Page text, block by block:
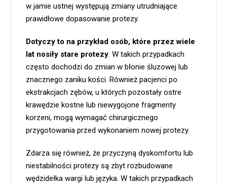
w jamie ustnej występują zmiany utrudniające
prawidłowe dopasowanie protezy.
Dotyczy to na przykład osób, które przez wiele
lat nosiły stare protezy. W takich przypadkach
często dochodzi do zmian w błonie śluzowej lub
znacznego zaniku kości. Również pacjenci po
ekstrakcjach zębów, u których pozostały ostre
krawędzie kostne lub niewygojone fragmenty
korzeni, mogą wymagać chirurgicznego
przygotowania przed wykonaniem nowej protezy.
Zdarza się również, że przyczyną dyskomfortu lub
niestabilności protezy są zbyt rozbudowane
wędzidełka wargi lub języka. W takich przypadkach